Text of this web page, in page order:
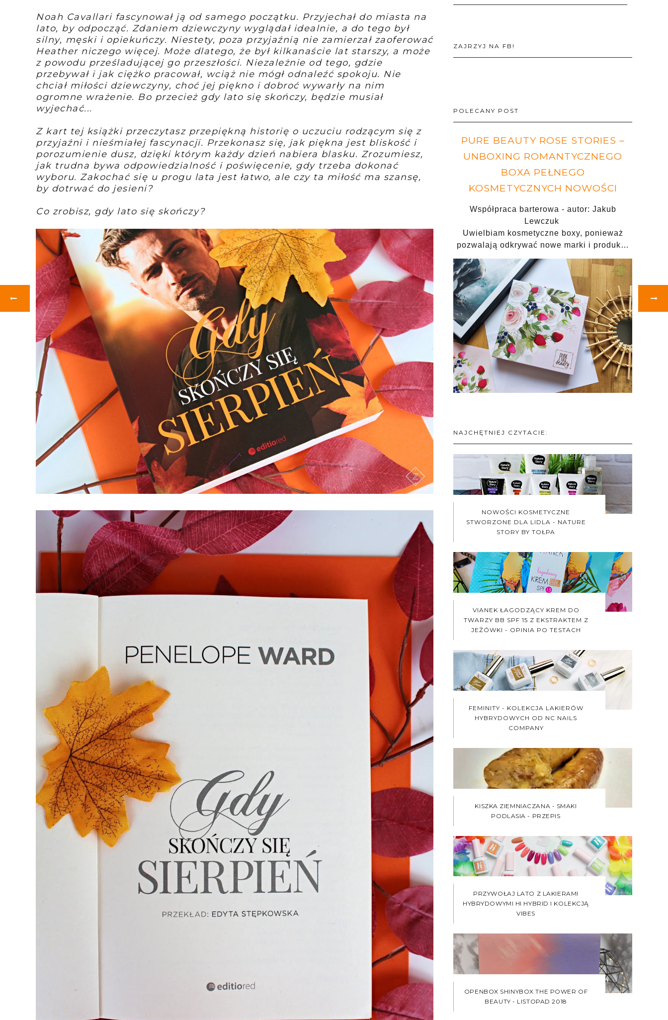
Noah Cavallari fascynował ją od samego początku. Przyjechał do miasta na
lato, by odpocząć. Zdaniem dziewczyny wyglądał idealnie, a do tego był
silny, męski i opiekuńczy. Niestety, poza przyjaźnią nie zamierzał zaoferować
Heather niczego więcej. Może dlatego, że był kilkanaście lat starszy, a może
z powodu prześladującej go przeszłości. Niezależnie od tego, gdzie
przebywał i jak ciężko pracował, wciąż nie mógł odnaleźć spokoju. Nie
chciał miłości dziewczyny, choć jej piękno i dobroć wywarły na nim
ogromne wrażenie. Bo przecież gdy lato się skończy, będzie musiał
wyjechać...
Z kart tej książki przeczytasz przepiękną historię o uczuciu rodzącym się z
przyjaźni i nieśmiałej fascynacji. Przekonasz się, jak piękna jest bliskość i
porozumienie dusz, dzięki którym każdy dzień nabiera blasku. Zrozumiesz,
jak trudna bywa odpowiedzialność i poświęcenie, gdy trzeba dokonać
wyboru. Zakochać się u progu lata jest łatwo, ale czy ta miłość ma szansę,
by dotrwać do jesieni?
Co zrobisz, gdy lato się skończy?
ZAJRZYJ NA FB!
POLECANY POST
PURE BEAUTY ROSE STORIES –
UNBOXING ROMANTYCZNEGO
BOXA PEŁNEGO
KOSMETYCZNYCH NOWOŚCI
Współpraca barterowa - autor: Jakub
Lewczuk
Uwielbiam kosmetyczne boxy, ponieważ
pozwalają odkrywać nowe marki i produk…
NAJCHĘTNIEJ CZYTACIE:
NOWOŚCI KOSMETYCZNE
STWORZONE DLA LIDLA - NATURE
STORY BY TOŁPA
VIANEK ŁAGODZĄCY KREM DO
TWARZY BB SPF 15 Z EKSTRAKTEM Z
JEŻÓWKI - OPINIA PO TESTACH
FEMINITY - KOLEKCJA LAKIERÓW
HYBRYDOWYCH OD NC NAILS
COMPANY
KISZKA ZIEMNIACZANA - SMAKI
PODLASIA - PRZEPIS
PRZYWOŁAJ LATO Z LAKIERAMI
HYBRYDOWYMI HI HYBRID I KOLEKCJĄ
VIBES
OPENBOX SHINYBOX THE POWER OF
BEAUTY - LISTOPAD 2018